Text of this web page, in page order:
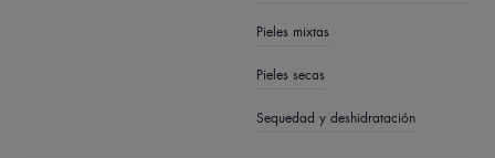
Pieles mixtas
Pieles secas
Sequedad y deshidratación